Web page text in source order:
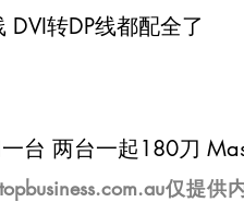
DVI转DP线都配全了
台 两台一起180刀
仅提